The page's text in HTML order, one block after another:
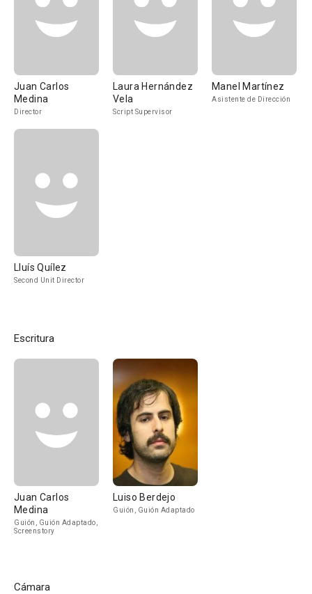
Juan Carlos
Medina
Director
Laura Hernández
Vela
Script Supervisor
Manel Martínez
Asistente de Dirección
Lluís Quílez
Second Unit Director
Escritura
Juan Carlos
Medina
Guión, Guión Adaptado,
Screenstory
Luiso Berdejo
Guión, Guión Adaptado
Cámara